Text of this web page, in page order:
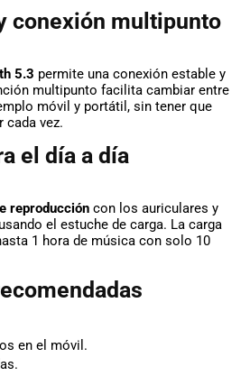
conexión multipunto
5.3 permite una conexión estable y
multipunto facilita cambiar entre
móvil y portátil, sin tener que
cada vez.
el día a día
reproducción con los auriculares y
usando el estuche de carga. La carga
1 hora de música con solo 10
en el móvil.